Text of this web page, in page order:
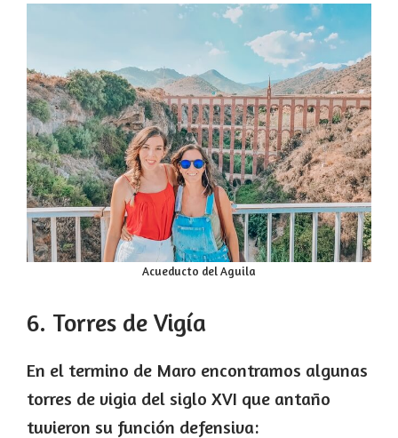
Acueducto del Aguila
6. Torres de Vigía
En el termino de Maro encontramos algunas
torres de vigia del siglo XVI que antaño
tuvieron su función defensiva: